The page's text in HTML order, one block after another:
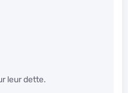
leur dette.